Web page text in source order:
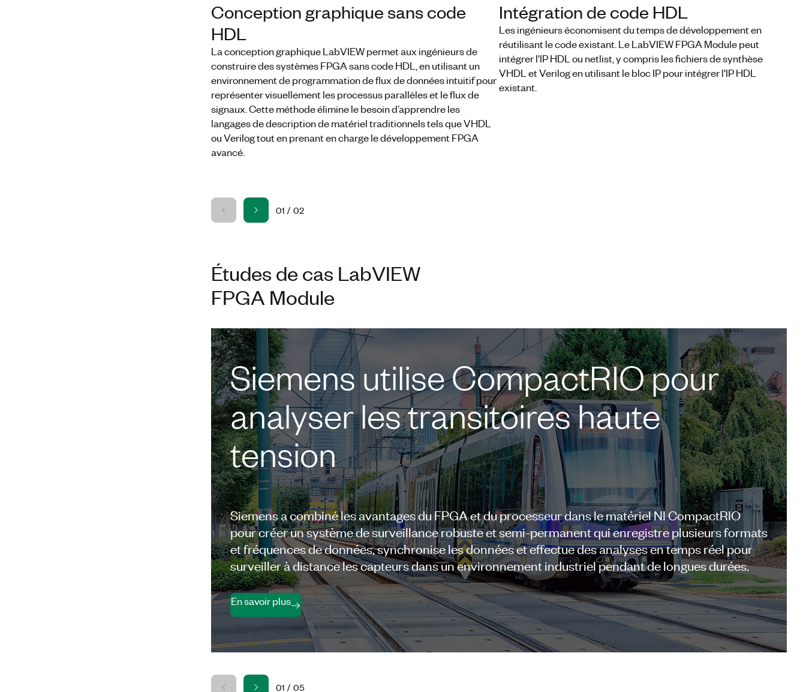
Conception graphique sans code
HDL
La conception graphique LabVIEW permet aux ingénieurs de
construire des systèmes FPGA sans code HDL, en utilisant un
environnement de programmation de flux de données intuitif pour
représenter visuellement les processus parallèles et le flux de
signaux. Cette méthode élimine le besoin d’apprendre les
langages de description de matériel traditionnels tels que VHDL
ou Verilog tout en prenant en charge le développement FPGA
avancé.
Intégration de code HDL
Les ingénieurs économisent du temps de développement en
réutilisant le code existant. Le LabVIEW FPGA Module peut
intégrer l'IP HDL ou netlist, y compris les fichiers de synthèse
VHDL et Verilog en utilisant le bloc IP pour intégrer l'IP HDL
existant.
01 / 02
Études de cas LabVIEW
FPGA Module
Siemens utilise CompactRIO pour
analyser les transitoires haute
tension
Siemens a combiné les avantages du FPGA et du processeur dans le matériel NI CompactRIO
pour créer un système de surveillance robuste et semi-permanent qui enregistre plusieurs formats
et fréquences de données, synchronise les données et effectue des analyses en temps réel pour
surveiller à distance les capteurs dans un environnement industriel pendant de longues durées.
En savoir plus
01 / 05